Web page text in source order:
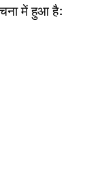
में हुआ है: